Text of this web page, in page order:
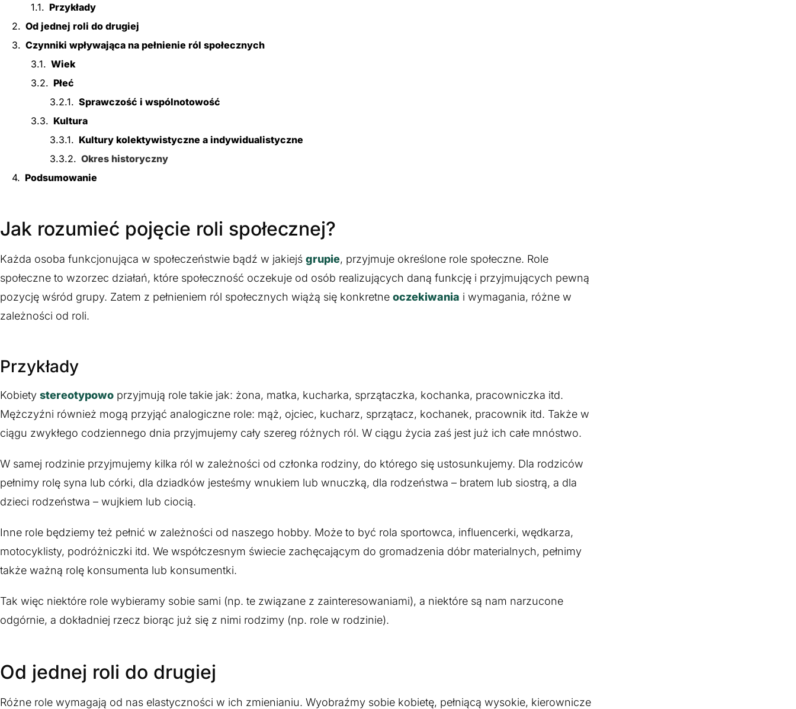
Przykłady
Od jednej roli do drugiej
Czynniki wpływająca na pełnienie ról społecznych
Wiek
Płeć
Sprawczość i wspólnotowość
Kultura
Kultury kolektywistyczne a indywidualistyczne
Okres historyczny
Podsumowanie
Jak rozumieć pojęcie roli społecznej?
Każda osoba funkcjonująca w społeczeństwie bądź w jakiejś grupie, przyjmuje określone role społeczne. Role
społeczne to wzorzec działań, które społeczność oczekuje od osób realizujących daną funkcję i przyjmujących pewną
pozycję wśród grupy. Zatem z pełnieniem ról społecznych wiążą się konkretne oczekiwania i wymagania, różne w
zależności od roli.
Przykłady
Kobiety stereotypowo przyjmują role takie jak: żona, matka, kucharka, sprzątaczka, kochanka, pracowniczka itd.
Mężczyźni również mogą przyjąć analogiczne role: mąż, ojciec, kucharz, sprzątacz, kochanek, pracownik itd. Także w
ciągu zwykłego codziennego dnia przyjmujemy cały szereg różnych ról. W ciągu życia zaś jest już ich całe mnóstwo.
W samej rodzinie przyjmujemy kilka ról w zależności od członka rodziny, do którego się ustosunkujemy. Dla rodziców
pełnimy rolę syna lub córki, dla dziadków jesteśmy wnukiem lub wnuczką, dla rodzeństwa – bratem lub siostrą, a dla
dzieci rodzeństwa – wujkiem lub ciocią.
Inne role będziemy też pełnić w zależności od naszego hobby. Może to być rola sportowca, influencerki, wędkarza,
motocyklisty, podróżniczki itd. We współczesnym świecie zachęcającym do gromadzenia dóbr materialnych, pełnimy
także ważną rolę konsumenta lub konsumentki.
Tak więc niektóre role wybieramy sobie sami (np. te związane z zainteresowaniami), a niektóre są nam narzucone
odgórnie, a dokładniej rzecz biorąc już się z nimi rodzimy (np. role w rodzinie).
Od jednej roli do drugiej
Różne role wymagają od nas elastyczności w ich zmienianiu. Wyobraźmy sobie kobietę, pełniącą wysokie, kierownicze